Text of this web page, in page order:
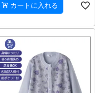
カートに入れる